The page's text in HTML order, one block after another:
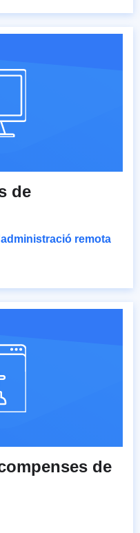
de
remota
de